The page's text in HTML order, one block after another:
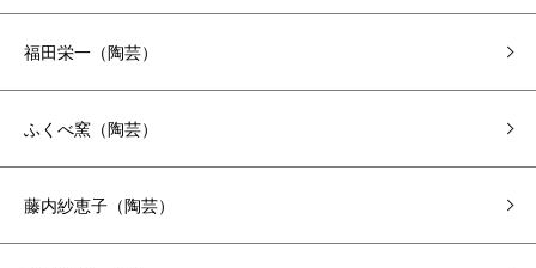
福田栄一（陶芸）
ふくべ窯（陶芸）
藤内紗恵子（陶芸）